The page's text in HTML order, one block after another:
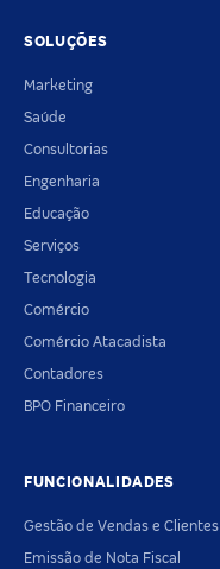
SOLUÇÕES
Marketing
Saúde
Consultorias
Engenharia
Educação
Serviços
Tecnologia
Comércio
Comércio Atacadista
Contadores
BPO Financeiro
FUNCIONALIDADES
Gestão de Vendas e Clientes
Emissão de Nota Fiscal